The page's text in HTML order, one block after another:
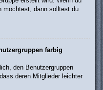
möchtest, dann solltest du
farbig
den Benutzergruppen
deren Mitglieder leichter